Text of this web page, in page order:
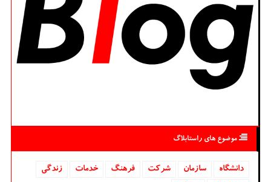
موضوع های راستابلاگ
دانشگاه‌ سازمان شركت فرهنگ خدمات
زندگی